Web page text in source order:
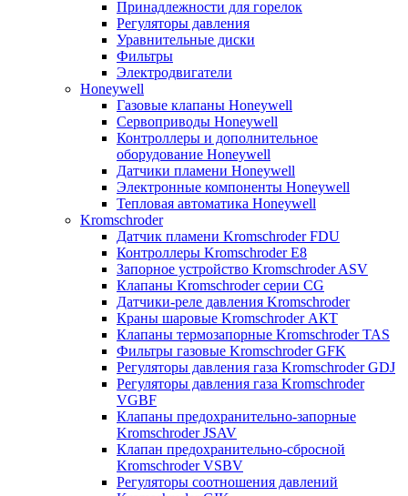
Принадлежности для горелок
Регуляторы давления
Уравнительные диски
Фильтры
Электродвигатели
Honeywell
Газовые клапаны Honeywell
Сервоприводы Honeywell
Контроллеры и дополнительное
оборудование Honeywell
Датчики пламени Honeywell
Электронные компоненты Honeywell
Тепловая автоматика Honeywell
Kromschroder
Датчик пламени Kromschroder FDU
Контроллеры Kromschroder E8
Запорное устройство Kromschroder ASV
Клапаны Kromschroder серии CG
Датчики-реле давления Kromschroder
Краны шаровые Kromschroder АКТ
Клапаны термозапорные Kromschroder TAS
Фильтры газовые Kromschroder GFK
Регуляторы давления газа Kromschroder GDJ
Регуляторы давления газа Kromschroder
VGBF
Клапаны предохранительно-запорные
Kromschroder JSAV
Клапан предохранительно-сбросной
Kromschroder VSBV
Регуляторы соотношения давлений